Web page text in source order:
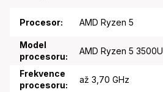
Procesor: AMD Ryzen 5
Model
procesoru:
AMD Ryzen 5 3500U
Frekvence
procesoru:
až 3,70 GHz